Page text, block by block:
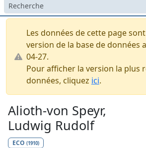
Les données de cette page
version de la base de données
04-27.
Pour afficher la version la plus
données, cliquez ici.
Alioth-von Speyr,
Ludwig Rudolf
ECO (1910)